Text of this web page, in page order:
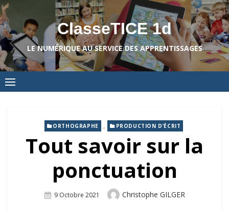
Skip
to
content
ClasseTICE 1d
LE NUMÉRIQUE AU SERVICE DES APPRENTISSAGES
ORTHOGRAPHE , PRODUCTION D’ÉCRIT
Tout savoir sur la
ponctuation
Posted
9 Octobre 2021 Author
Christophe GILGER